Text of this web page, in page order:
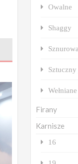
Owalne
Shaggy
Wełniane
Firany
Karnisze
16